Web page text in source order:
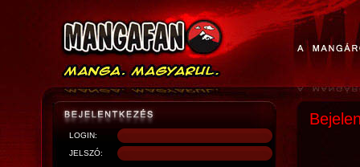
LOGIN:
JELSZÓ: